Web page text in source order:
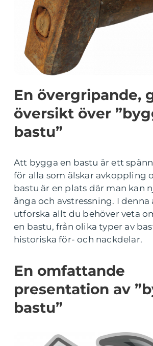
En övergripande,
översikt över
bastu”
Att bygga en bastu är ett
för alla som älskar avkoppling
bastu är en plats där man kan
ånga och avstressning. I denna
utforska allt du behöver veta
en bastu, från olika typer av
historiska för- och nackdelar.
En omfattande
presentation av
bastu”